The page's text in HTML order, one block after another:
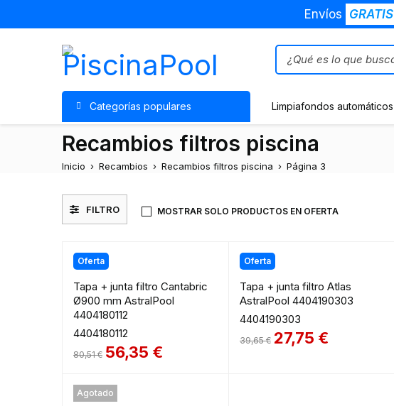
Envíos GRATIS
Categorías populares Limpiafondos automáticos
Recambios filtros piscina
Inicio › Recambios › Recambios filtros piscina › Página 3
FILTRO MOSTRAR SOLO PRODUCTOS EN OFERTA
Oferta
Tapa + junta filtro Cantabric
Ø900 mm AstralPool
4404180112
4404180112
80,51€ 56,35 €
Oferta
Tapa + junta filtro Atlas
AstralPool 4404190303
4404190303
39,65€ 27,75 €
Agotado